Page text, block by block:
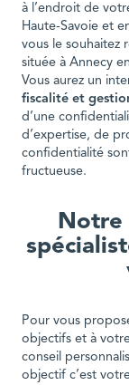
à l’endroit de
Haute-Savoie et
vous le souhaitez
située à Annecy
Vous aurez un
fiscalité et
d’une
d’expertise, de
confidentialité
fructueuse.
Pour vous
objectifs et à
conseil
objectif c’est